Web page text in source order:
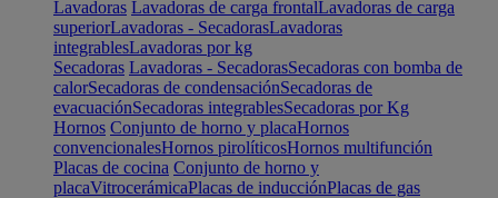
Lavadoras Lavadoras de carga frontalLavadoras de carga
superiorLavadoras - SecadorasLavadoras
integrablesLavadoras por kg
Secadoras Lavadoras - SecadorasSecadoras con bomba de
calorSecadoras de condensaciónSecadoras de
evacuaciónSecadoras integrablesSecadoras por Kg
Hornos Conjunto de horno y placaHornos
convencionalesHornos pirolíticosHornos multifunción
Placas de cocina Conjunto de horno y
placaVitrocerámicaPlacas de inducciónPlacas de gas